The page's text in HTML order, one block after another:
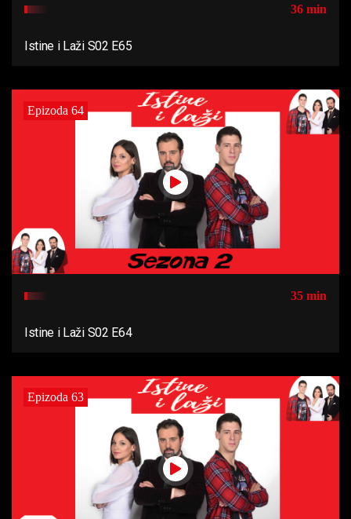
36 min
Istine i Laži S02 E65
Epizoda 64
35 min
Istine i Laži S02 E64
Epizoda 63